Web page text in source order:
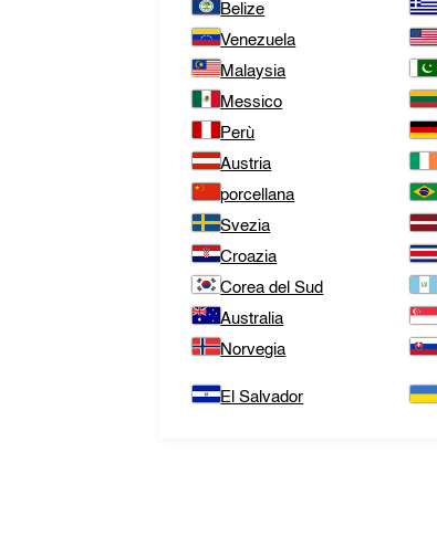
Belize
Venezuela
Malaysia
Messico
Perù
Austria
porcellana
Svezia
Croazia
Corea del Sud
Australia
Norvegia
El Salvador